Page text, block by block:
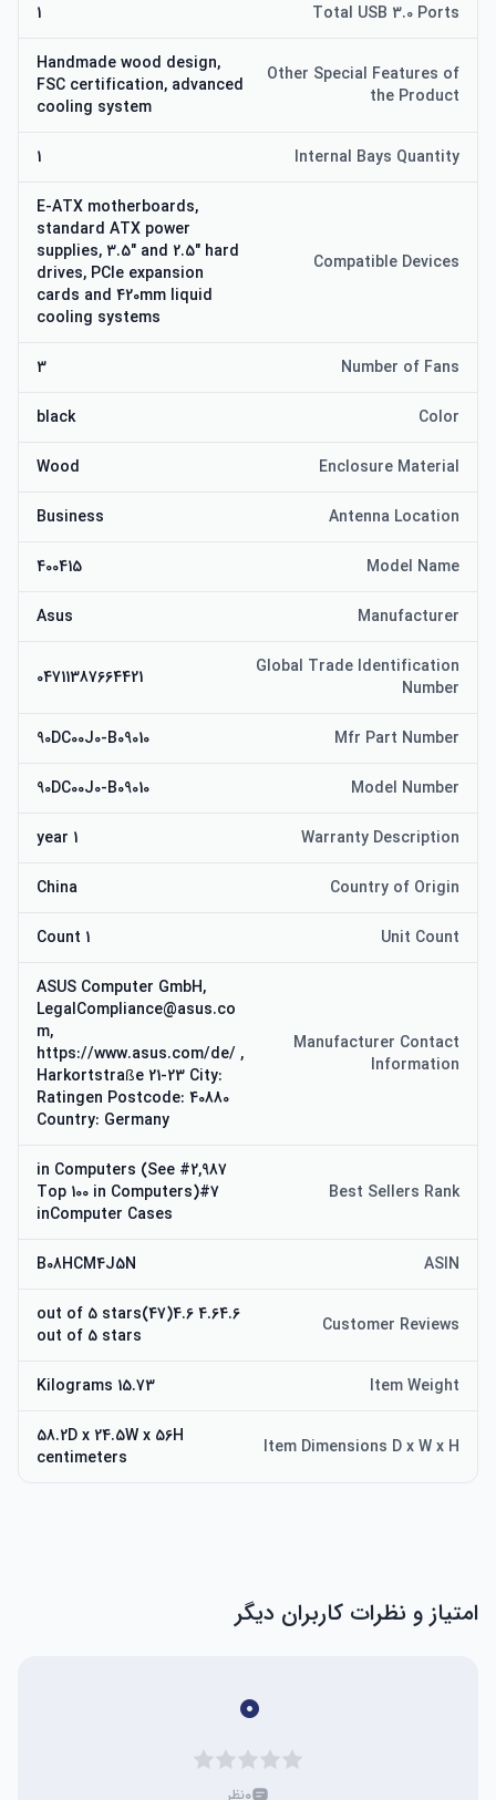
Total USB 3.0 Ports
1
Other Special Features of
the Product
Handmade wood design,
FSC certification, advanced
cooling system
Internal Bays Quantity
1
Compatible Devices
E-ATX motherboards,
standard ATX power
supplies, 3.5" and 2.5" hard
drives, PCIe expansion
cards and 420mm liquid
cooling systems
Number of Fans
3
Color
black
Enclosure Material
Wood
Antenna Location
Business
Model Name
400415
Manufacturer
Asus
Global Trade Identification
Number
04711387664421
Mfr Part Number
90DC00J0-B09010
Model Number
90DC00J0-B09010
Warranty Description
1 year
Country of Origin
China
Unit Count
1 Count
Manufacturer Contact
Information
ASUS Computer GmbH,
LegalCompliance@asus.co
m,
https://www.asus.com/de/ ,
Harkortstraße 21-23 City:
Ratingen Postcode: 40880
Country: Germany
Best Sellers Rank
#2,987 in Computers (See
Top 100 in Computers)#7
inComputer Cases
ASIN
B08HCM4J5N
Customer Reviews
4.64.6 out of 5 stars(47)4.6
out of 5 stars
Item Weight
15.73 Kilograms
Item Dimensions D x W x H
58.2D x 24.5W x 56H
centimeters
امتیاز و نظرات کاربران دیگر
۰
نظر